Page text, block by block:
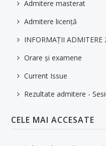
Admitere masterat
Admitere licență
INFORMAȚII ADMITERE
Orare și examene
Current Issue
Rezultate admitere -
CELE MAI ACCESATE